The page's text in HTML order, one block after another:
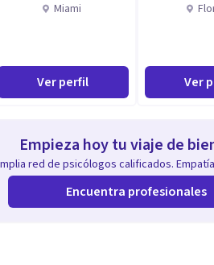
Miami
Ver perfil Ver
Empieza hoy tu viaje de
red de psicólogos calificados.
Encuentra profesionales